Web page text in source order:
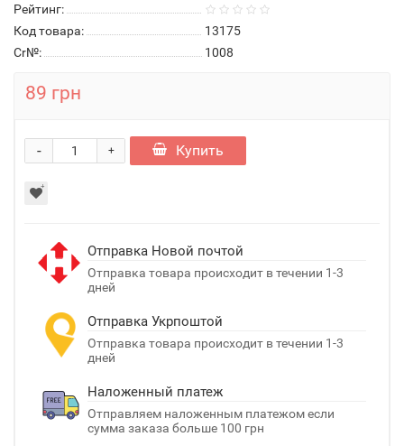
Рейтинг:
Код товара:
13175
Cr№:
1008
89 грн
+
- Купить
Отправка Новой почтой
Отправка товара происходит в течении 1-3
дней
Отправка Укрпоштой
Отправка товара происходит в течении 1-3
дней
Наложенный платеж
Отправляем наложенным платежом если
сумма заказа больше 100 грн